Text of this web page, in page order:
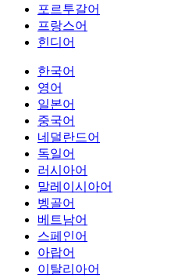
포르투갈어
프랑스어
힌디어
한국어
영어
일본어
중국어
네덜란드어
독일어
러시아어
말레이시아어
벵골어
베트남어
스페인어
아랍어
이탈리아어